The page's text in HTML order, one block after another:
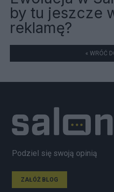
by tu jeszcze
reklamę?
« WRÓĆ
Podziel się swoją opinią
ZAŁÓŻ BLOG